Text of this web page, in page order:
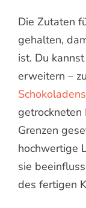
Die Zutaten
gehalten,
ist. Du
erweitern –
getrockneten
Grenzen
hochwertige
sie
des fertigen